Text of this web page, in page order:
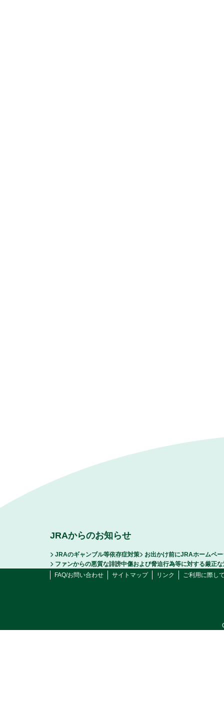
JRAからのお知らせ
JRAのギャンブル等依存症対策
お出かけ前にJRAホームペ
ファンからの悪質な誹謗中傷および脅迫行為等に対する厳正
FAQ/お問い合わせ
サイトマップ リンク ご利用に際し